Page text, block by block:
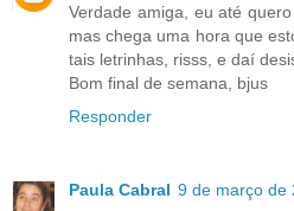
Verdade amiga, eu até
mas chega uma hora que
tais letrinhas, risss, e daí
Bom final de semana, bjus
Responder
Paula Cabral 9 de março de